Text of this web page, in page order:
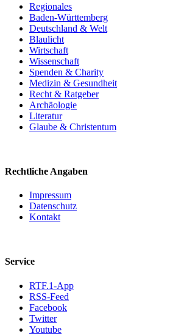
Regionales
Baden-Württemberg
Deutschland & Welt
Blaulicht
Wirtschaft
Wissenschaft
Spenden & Charity
Medizin & Gesundheit
Recht & Ratgeber
Archäologie
Literatur
Glaube & Christentum
Rechtliche Angaben
Impressum
Datenschutz
Kontakt
Service
RTF.1-App
RSS-Feed
Facebook
Twitter
Youtube